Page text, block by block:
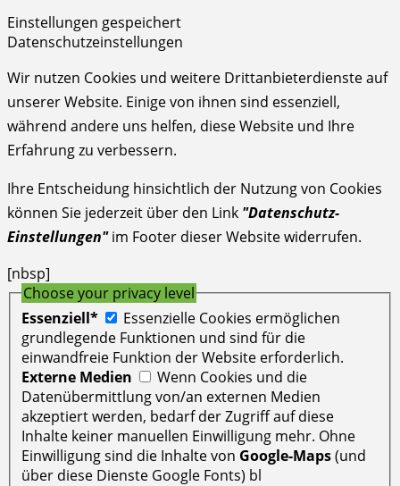
Einstellungen gespeichert
Datenschutzeinstellungen
Wir nutzen Cookies und weitere Drittanbieterdienste auf
unserer Website. Einige von ihnen sind essenziell,
während andere uns helfen, diese Website und Ihre
Erfahrung zu verbessern.
Ihre Entscheidung hinsichtlich der Nutzung von Cookies
können Sie jederzeit über den Link "Datenschutz-
Einstellungen"im Footer dieser Website widerrufen.
[nbsp]
Choose your privacy level
Essenziell*
Essenzielle Cookies ermöglichen
grundlegende Funktionen und sind für die
einwandfreie Funktion der Website erforderlich.
Externe Medien
Wenn Cookies und die
Datenübermittlung von/an externen Medien
akzeptiert werden, bedarf der Zugriff auf diese
Inhalte keiner manuellen Einwilligung mehr. Ohne
Einwilligung sind die Inhalte von Google-Maps(und
über diese Dienste Google Fonts) bl